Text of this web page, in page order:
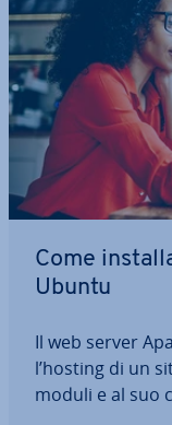
Come
Ubuntu
Il web server
l’hosting di un
moduli e al suo